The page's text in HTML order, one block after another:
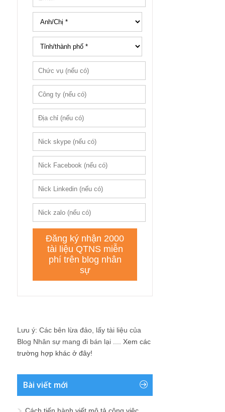
Lưu ý: Các bên lừa đảo, lấy tài liệu của
Blog Nhân sự mang đi bán lại .... Xem các
trường hợp khác ở đây!
Bài viết mới